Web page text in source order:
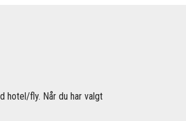
hotel/fly. Når du har valgt